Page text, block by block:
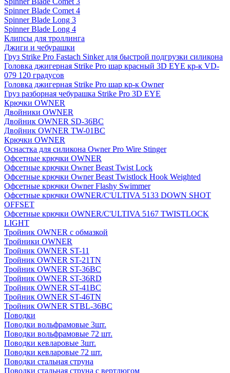
Spinner Blade Comet 4
Spinner Blade Long 3
Spinner Blade Long 4
Клипсы для троллинга
Джиги и чебурашки
Груз Strike Pro Fastach Sinker для быстрой подгрузки силикона
Головка джигерная Strike Pro шар красный 3D EYE кр-к VD-
079 120 градусов
Головка джигерная Strike Pro шар кр-к Owner
Груз разборная чебурашка Strike Pro 3D EYE
Крючки OWNER
Двойники OWNER
Двойник OWNER SD-36BC
Двойник OWNER TW-01BC
Крючки OWNER
Оснастка для силикона Owner Pro Wire Stinger
Офсетные крючки OWNER
Офсетные крючки Owner Beast Twist Lock
Офсетные крючки Owner Beast Twistlock Hook Weighted
Офсетные крючки Owner Flashy Swimmer
Офсетные крючки OWNER/C'ULTIVA 5133 DOWN SHOT
OFFSET
Офсетные крючки OWNER/C'ULTIVA 5167 TWISTLOCK
LIGHT
Тройник OWNER с обмазкой
Тройники OWNER
Тройник OWNER ST-11
Тройник OWNER ST-21TN
Тройник OWNER ST-36BC
Тройник OWNER ST-36RD
Тройник OWNER ST-41BC
Тройник OWNER ST-46TN
Тройник OWNER STBL-36BC
Поводки
Поводки вольфрамовые 3шт.
Поводки вольфрамовые 72 шт.
Поводки кевларовые 3шт.
Поводки кевларовые 72 шт.
Поводки стальная струна
Поводки стальная струна с вертлюгом